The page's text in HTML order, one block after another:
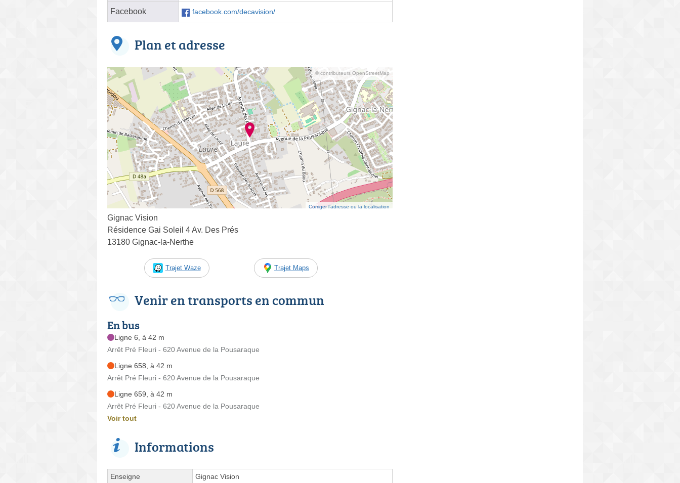
Facebook facebook.com/decavision/
Plan et adresse
© contributeurs OpenStreetMap
Corriger l’adresse ou la localisation
Gignac Vision
Résidence Gai Soleil 4 Av. Des Prés
13180 Gignac-la-Nerthe
Trajet Waze Trajet Maps
Venir en transports en commun
En bus
Ligne 6, à 42 m
Arrêt Pré Fleuri - 620 Avenue de la Pousaraque
Ligne 658, à 42 m
Arrêt Pré Fleuri - 620 Avenue de la Pousaraque
Ligne 659, à 42 m
Arrêt Pré Fleuri - 620 Avenue de la Pousaraque
Voir tout
Informations
Enseigne Gignac Vision